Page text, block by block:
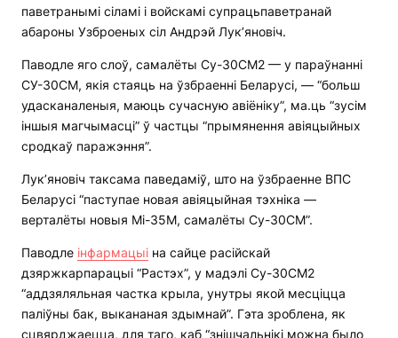
паветранымі сіламі і войскамі супрацьпаветранай
абароны Узброеных сіл Андрэй Лук’яновіч.
Паводле яго слоў, самалёты Су-30СМ2 — у параўнанні
СУ-30СМ, якія стаяць на ўзбраенні Беларусі, — “больш
удасканаленыя, маюць сучасную авіёніку”, ма.ць “зусім
іншыя магчымасці” ў частцы “прымянення авіяцыйных
сродкаў паражэння”.
Лук’яновіч таксама паведаміў, што на ўзбраенне ВПС
Беларусі “паступае новая авіяцыйная тэхніка —
верталёты новыя Мі-35М, самалёты Су-30СМ”.
Паводле інфармацыі на сайце расійскай
дзяржкарпарацыі “Растэх”, у мадэлі Су-30СМ2
“аддзяляльная частка крыла, унутры якой месціцца
паліўны бак, выкананая здымнай”. Гэта зроблена, як
сцвярджаецца, для таго, каб “знішчальнікі можна было